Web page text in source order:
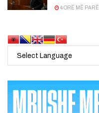
4 ORË MË PARË